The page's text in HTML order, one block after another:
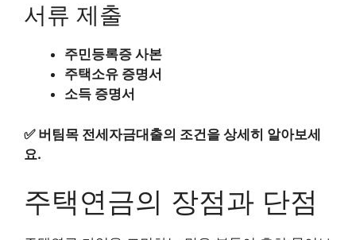
서류 제출
주민등록증 사본
주택소유 증명서
소득 증명서
✅ 버팀목 전세자금대출의 조건을 상세히 알아보세
요.
주택연금의 장점과 단점